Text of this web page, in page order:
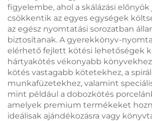
figyelembe, ahol a skálázási
csökkentik az egyes egységek
az egész nyomtatási sorozatban
biztosítanak. A gyerekkönyv-
elérhető fejlett kötési lehetőségek
hártyakötés vékonyabb
kötés vastagabb kötetekhez, a
munkafüzetekhez, valamint
mint például a dobozkötés
amelyek premium termékeket
ideálisak ajándékozásra vagy